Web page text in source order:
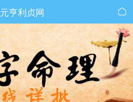
元亨利贞网 